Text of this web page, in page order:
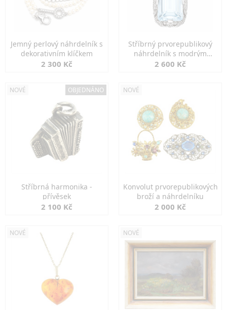
Jemný perlový náhrdelník s
dekorativním klíčkem
2 300 Kč
Stříbrný prvorepublikový
náhrdelník s modrým
spinelem
2 600 Kč
NOVÉ OBJEDNÁNO
Stříbrná harmonika -
přívěsek
2 100 Kč
NOVÉ
Konvolut prvorepublikových
broží a náhrdelníku
2 000 Kč
NOVÉ NOVÉ